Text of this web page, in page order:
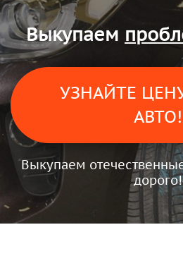
Выкупаем
УЗНАЙТЕ
АВТО!
Выкупаем
дорого!